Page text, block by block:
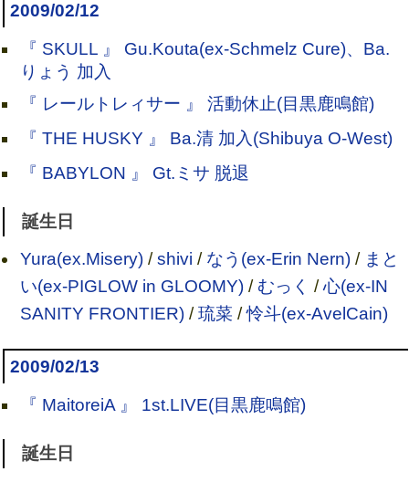
2009/02/12
『 SKULL 』 Gu.Kouta(ex-Schmelz Cure)、Ba.
りょう 加入
『 レールトレィサー 』 活動休止(目黒鹿鳴館)
『 THE HUSKY 』 Ba.清 加入(Shibuya O-West)
『 BABYLON 』 Gt.ミサ 脱退
誕生日
Yura(ex.Misery)/shivi / なう(ex-Erin Nern)/ まと
い(ex-PIGLOW in GLOOMY)/ むっく /心(ex-IN
SANITY FRONTIER)/琉菜 /怜斗(ex-AvelCain)
2009/02/13
『 MaitoreiA 』 1st.LIVE(目黒鹿鳴館)
誕生日